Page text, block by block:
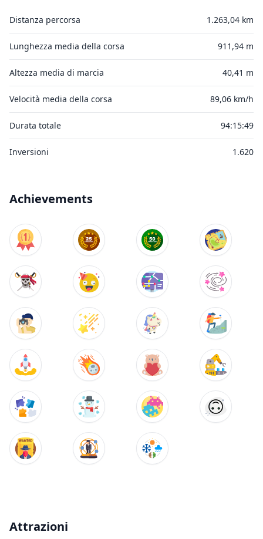
Distanza percorsa 1.263,04 km
Lunghezza media della corsa 911,94 m
Altezza media di marcia 40,41 m
Velocità media della corsa 89,06 km/h
Durata totale 94:15:49
Inversioni 1.620
Achievements
Attrazioni